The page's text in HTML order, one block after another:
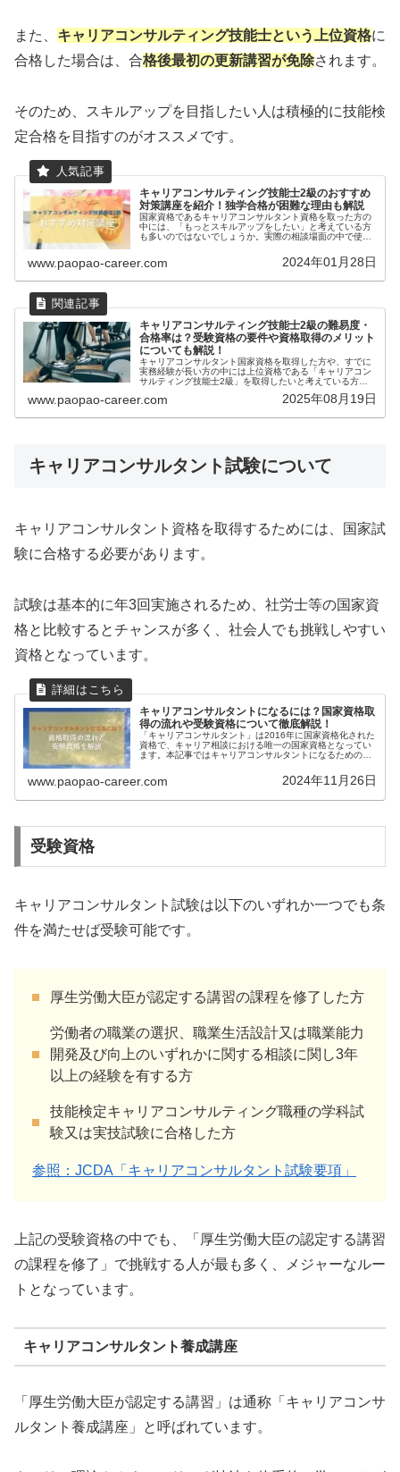
また、 キャリアコンサルティング技能士という上位資格に
合格した場合は、合格後最初の更新講習が免除されます。
そのため、スキルアップを目指したい人は積極的に技能検
定合格を目指すのがオススメです。
キャリアコンサルティング技能士2級のおすすめ
対策講座を紹介！独学合格が困難な理由も解説
国家資格であるキャリアコンサルタント資格を取った方の
中には、「もっとスキルアップをしたい」と考えている方
も多いのではないでしょうか。実際の相談場面の中で使え
考えている方には、キャリアコンサ...
www.paopao-career.com 2024年01月28日
キャリアコンサルティング技能士2級の難易度・
合格率は？受験資格の要件や資格取得のメリット
についても解説！
キャリアコンサルタント国家資格を取得した方や、すでに
実務経験が長い方の中には上位資格である「キャリアコン
サルティング技能士2級」を取得したいと考えている方も
多いのではないでしょうか。結論からお伝えすると、キャ
リアコンサルティング技能士2級の...
www.paopao-career.com 2025年08月19日
キャリアコンサルタント試験について
キャリアコンサルタント資格を取得するためには、国家試
験に合格する必要があります。
試験は基本的に年3回実施されるため、社労士等の国家資
格と比較するとチャンスが多く、社会人でも挑戦しやすい
資格となっています。
キャリアコンサルタントになるには？国家資格取
得の流れや受験資格について徹底解説！
「キャリアコンサルタント」は2016年に国家資格化された
資格で、キャリア相談における唯一の国家資格となってい
ます。本記事ではキャリアコンサルタントになるための受
www.paopao-career.com 2024年11月26日
受験資格
キャリアコンサルタント試験は以下のいずれか一つでも条
件を満たせば受験可能です。
厚生労働大臣が認定する講習の課程を修了した方
労働者の職業の選択、職業生活設計又は職業能力
開発及び向上のいずれかに関する相談に関し3年
以上の経験を有する方
技能検定キャリアコンサルティング職種の学科試
験又は実技試験に合格した方
参照：JCDA「キャリアコンサルタント試験要項」
上記の受験資格の中でも、「厚生労働大臣の認定する講習
の課程を修了」で挑戦する人が最も多く、メジャーなルー
トとなっています。
キャリアコンサルタント養成講座
「厚生労働大臣が認定する講習」は通称「キャリアコンサ
ルタント養成講座」と呼ばれています。